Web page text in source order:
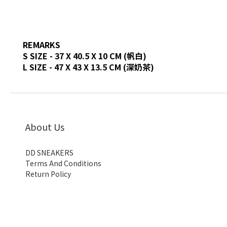
REMARKS
S SIZE - 37 X 40.5 X 10 CM (帆白)
L SIZE - 47 X 43 X 13.5 CM (深奶茶)
About Us
DD SNEAKERS
Terms And Conditions
Return Policy